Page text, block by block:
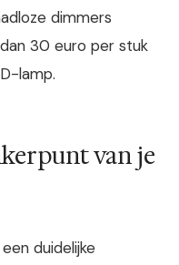
dimmers
30 euro per stuk
lamp.
van je
duidelijke